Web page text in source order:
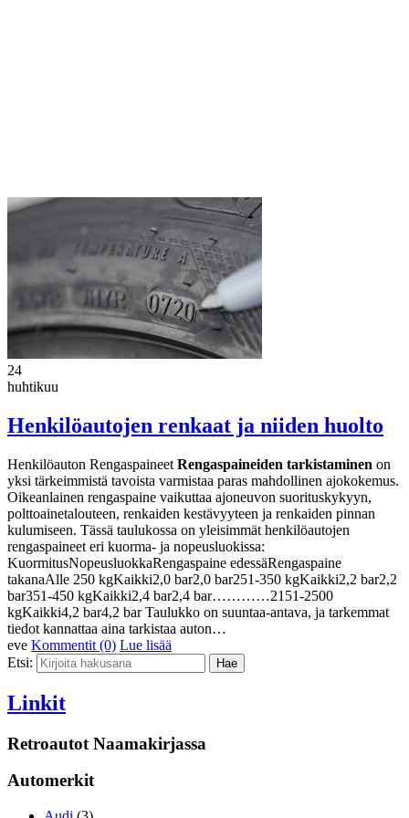
24
huhtikuu
Henkilöautojen renkaat ja niiden huolto
Henkilöauton Rengaspaineet Rengaspaineiden tarkistaminen on
yksi tärkeimmistä tavoista varmistaa paras mahdollinen ajokokemus.
Oikeanlainen rengaspaine vaikuttaa ajoneuvon suorituskykyyn,
polttoainetalouteen, renkaiden kestävyyteen ja renkaiden pinnan
kulumiseen. Tässä taulukossa on yleisimmät henkilöautojen
rengaspaineet eri kuorma- ja nopeusluokissa:
KuormitusNopeusluokkaRengaspaine edessäRengaspaine
takanaAlle 250 kgKaikki2,0 bar2,0 bar251-350 kgKaikki2,2 bar2,2
bar351-450 kgKaikki2,4 bar2,4 bar…………2151-2500
kgKaikki4,2 bar4,2 bar Taulukko on suuntaa-antava, ja tarkemmat
tiedot kannattaa aina tarkistaa auton…
eve Kommentit (0) Lue lisää
Etsi:
Linkit
Retroautot Naamakirjassa
Automerkit